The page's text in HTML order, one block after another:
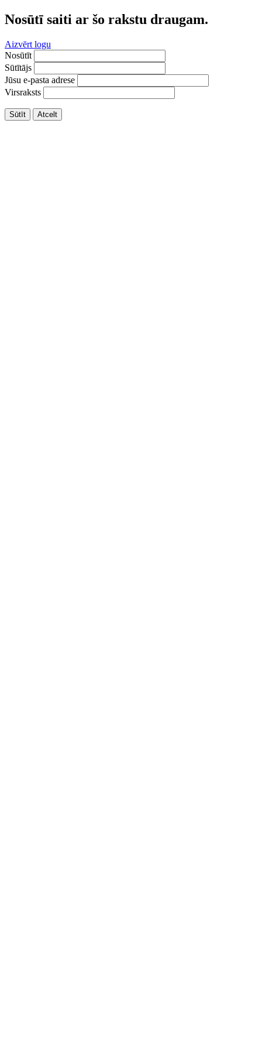
Nosūtī saiti ar šo rakstu draugam.
Aizvērt logu
Nosūtīt
Sūtītājs
Jūsu e-pasta adrese
Virsraksts
Sūtīt Atcelt